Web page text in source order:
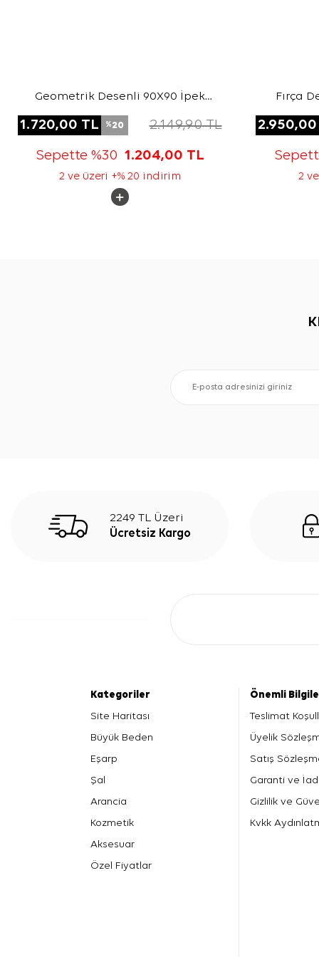
Geometrik Desenli 90X90 İpek
1.720,00 TL %20 2.149,90TL
Sepette %30 1.204,00 TL
2 ve üzeri +% 20 indirim
Fırça
2.950,00
2
2249 TL Üzeri
Ücretsiz Kargo
Kategoriler
Site Haritası
Büyük Beden
Eşarp
Şal
Arancia
Kozmetik
Aksesuar
Özel Fiyatlar
Önemli
Teslimat
Üyelik
Satış
Garanti ve
Gizlilik ve
Kvkk